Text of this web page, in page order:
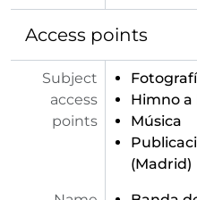
Access points
Subject
access
points
Himno a
Música
(Madrid)